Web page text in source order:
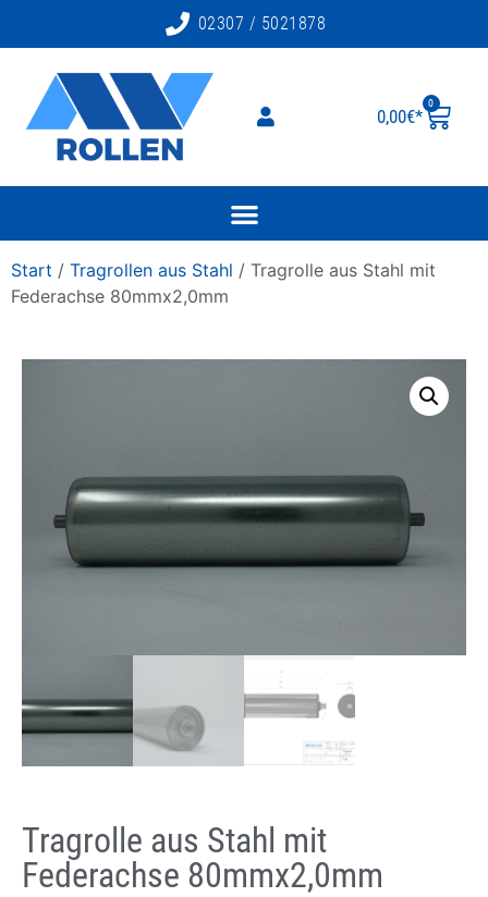
02307 / 5021878
0,00€
0
Start / Tragrollen aus Stahl / Tragrolle aus Stahl mit
Federachse 80mmx2,0mm
Tragrolle aus Stahl mit
Federachse 80mmx2,0mm